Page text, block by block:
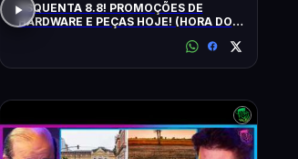
ESQUENTA 8.8! PROMOÇÕES DE
HARDWARE E PEÇAS HOJE! (HORA DO